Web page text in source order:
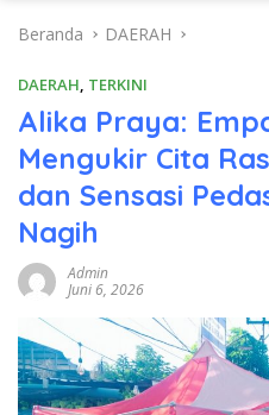
Beranda DAERAH
DAERAH, TERKINI
Alika Praya:
Mengukir Cita
dan Sensasi
Nagih
Admin
Juni 6, 2026